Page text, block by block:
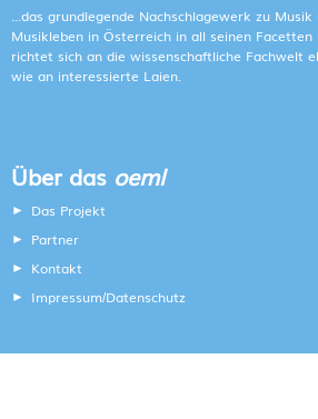
...das grundlegende Nachschlagewerk zu Musik
Musikleben in Österreich in all seinen Facetten
richtet sich an die wissenschaftliche Fachwelt
wie an interessierte Laien.
Über das oeml
Das Projekt
Partner
Kontakt
Impressum/Datenschutz